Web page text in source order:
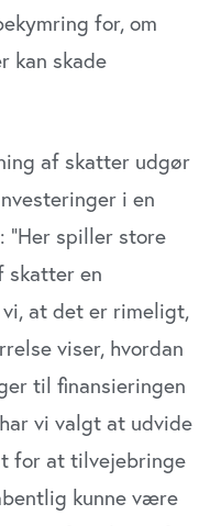
for, om
kan skade
af skatter udgør
i en
spiller store
skatter en
at det er rimeligt,
viser, hvordan
til finansieringen
vi valgt at udvide
for at tilvejebringe
kunne være